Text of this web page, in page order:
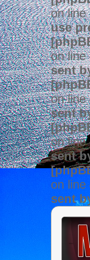
on line
use
on line
sent
on line
sent
on line
sent
on line
sent